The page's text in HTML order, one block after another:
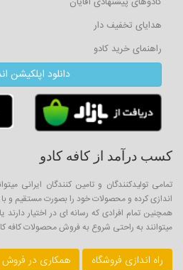
هدایای تخفیف دار
راهنمای خرید کادو
دانلود اپلکیشن
کسب درآمد از کافه کادو
تمامی تولیدکنندگان و تامین کنندگان ایرانی
اندازی کرده و محصولات خود را بصورت مستقیم و
همچنین تمام افرادی که رسانه ای در اختیار دارند
میتوانند به راحتی شروع به فروش محصولات کافه
راه اندازی فروشگاه همکاری در فروش